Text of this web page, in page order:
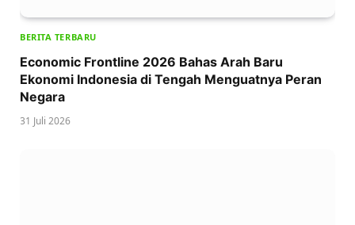
BERITA TERBARU
Economic Frontline 2026 Bahas Arah Baru
Ekonomi Indonesia di Tengah Menguatnya Peran
Negara
31 Juli 2026